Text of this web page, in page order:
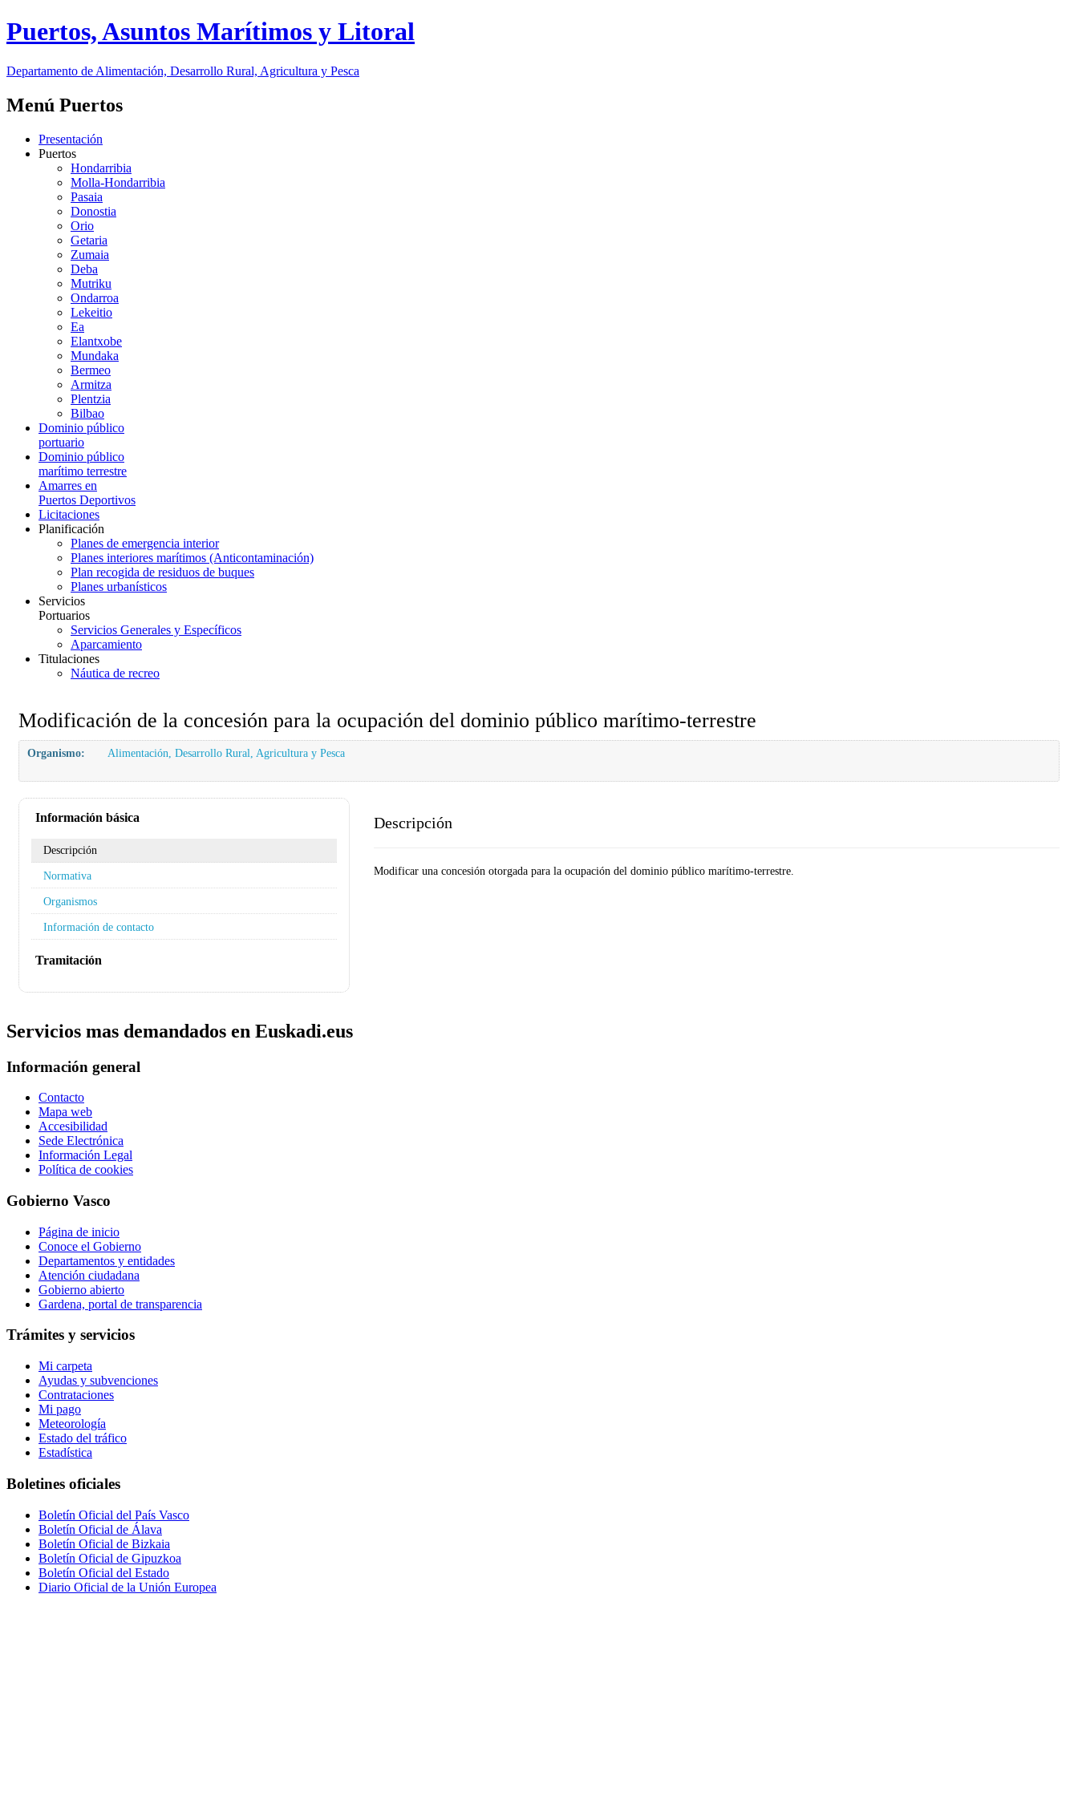
Puertos, Asuntos Marítimos y Litoral
Departamento de Alimentación, Desarrollo Rural, Agricultura y Pesca
Menú Puertos
Presentación
Puertos
Hondarribia
Molla-Hondarribia
Pasaia
Donostia
Orio
Getaria
Zumaia
Deba
Mutriku
Ondarroa
Lekeitio
Ea
Elantxobe
Mundaka
Bermeo
Armitza
Plentzia
Bilbao
Dominio público
portuario
Dominio público
marítimo terrestre
Amarres en
Puertos Deportivos
Licitaciones
Planificación
Planes de emergencia interior
Planes interiores marítimos (Anticontaminación)
Plan recogida de residuos de buques
Planes urbanísticos
Servicios
Portuarios
Servicios Generales y Específicos
Aparcamiento
Titulaciones
Náutica de recreo
Modificación de la concesión para la ocupación del dominio público marítimo-terrestre
Organismo: Alimentación, Desarrollo Rural, Agricultura y Pesca
Información básica
Descripción
Normativa
Organismos
Información de contacto
Tramitación
Descripción
Modificar una concesión otorgada para la ocupación del dominio público marítimo-terrestre.
Servicios mas demandados en Euskadi.eus
Información general
Contacto
Mapa web
Accesibilidad
Sede Electrónica
Información Legal
Política de cookies
Gobierno Vasco
Página de inicio
Conoce el Gobierno
Departamentos y entidades
Atención ciudadana
Gobierno abierto
Gardena, portal de transparencia
Trámites y servicios
Mi carpeta
Ayudas y subvenciones
Contrataciones
Mi pago
Meteorología
Estado del tráfico
Estadística
Boletines oficiales
Boletín Oficial del País Vasco
Boletín Oficial de Álava
Boletín Oficial de Bizkaia
Boletín Oficial de Gipuzkoa
Boletín Oficial del Estado
Diario Oficial de la Unión Europea